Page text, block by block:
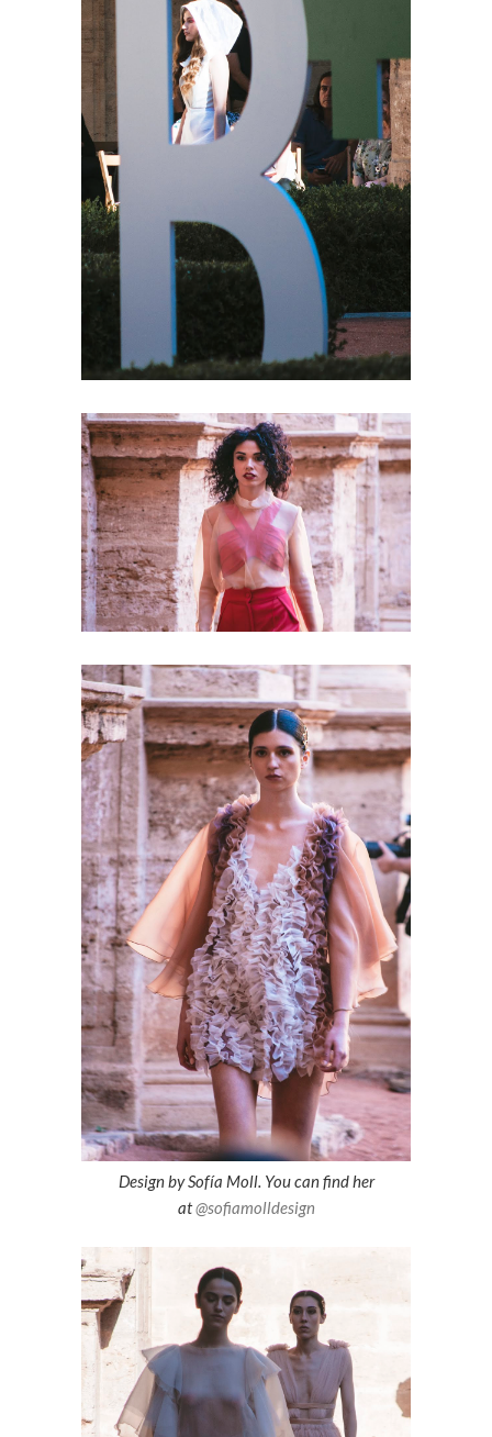
Design by Sofía Moll. You can find her
at@sofiamolldesign